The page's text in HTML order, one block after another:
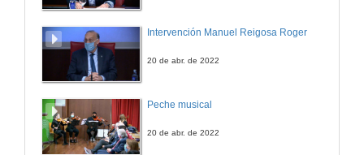
Intervención Manuel Reigosa Roger
20 de abr. de 2022
Peche musical
20 de abr. de 2022